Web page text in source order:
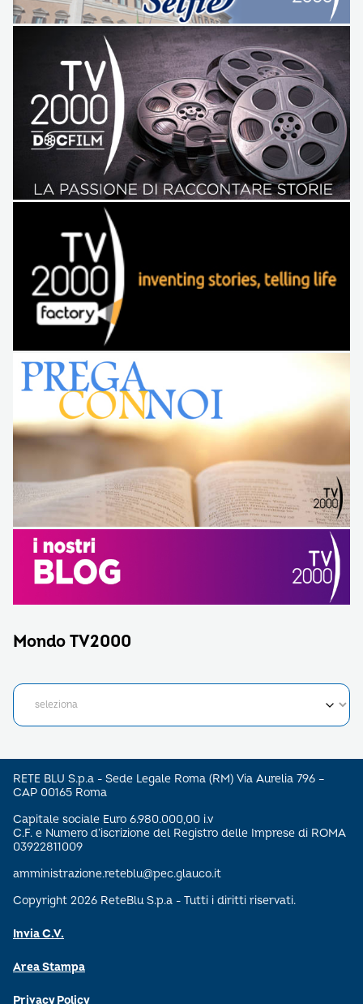
Mondo TV2000
RETE BLU S.p.a - Sede Legale Roma (RM) Via Aurelia 796 –
CAP 00165 Roma
Capitale sociale Euro 6.980.000,00 i.v
C.F. e Numero d’iscrizione del Registro delle Imprese di ROMA
03922811009
amministrazione.reteblu@pec.glauco.it
Copyright 2026 ReteBlu S.p.a - Tutti i diritti riservati.
Invia C.V.
Area Stampa
Privacy Policy